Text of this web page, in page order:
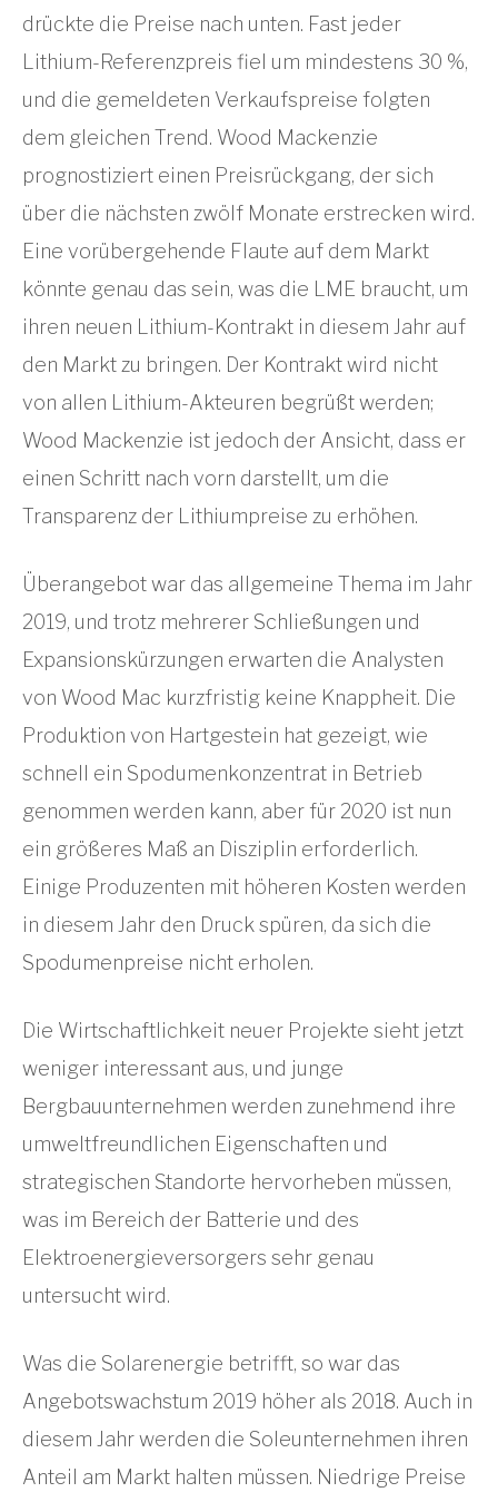
drückte die Preise nach unten. Fast jeder
Lithium-Referenzpreis fiel um mindestens 30 %,
und die gemeldeten Verkaufspreise folgten
dem gleichen Trend. Wood Mackenzie
prognostiziert einen Preisrückgang, der sich
über die nächsten zwölf Monate erstrecken wird.
Eine vorübergehende Flaute auf dem Markt
könnte genau das sein, was die LME braucht, um
ihren neuen Lithium-Kontrakt in diesem Jahr auf
den Markt zu bringen. Der Kontrakt wird nicht
von allen Lithium-Akteuren begrüßt werden;
Wood Mackenzie ist jedoch der Ansicht, dass er
einen Schritt nach vorn darstellt, um die
Transparenz der Lithiumpreise zu erhöhen.
Überangebot war das allgemeine Thema im Jahr
2019, und trotz mehrerer Schließungen und
Expansionskürzungen erwarten die Analysten
von Wood Mac kurzfristig keine Knappheit. Die
Produktion von Hartgestein hat gezeigt, wie
schnell ein Spodumenkonzentrat in Betrieb
genommen werden kann, aber für 2020 ist nun
ein größeres Maß an Disziplin erforderlich.
Einige Produzenten mit höheren Kosten werden
in diesem Jahr den Druck spüren, da sich die
Spodumenpreise nicht erholen.
Die Wirtschaftlichkeit neuer Projekte sieht jetzt
weniger interessant aus, und junge
Bergbauunternehmen werden zunehmend ihre
umweltfreundlichen Eigenschaften und
strategischen Standorte hervorheben müssen,
was im Bereich der Batterie und des
Elektroenergieversorgers sehr genau
untersucht wird.
Was die Solarenergie betrifft, so war das
Angebotswachstum 2019 höher als 2018. Auch in
diesem Jahr werden die Soleunternehmen ihren
Anteil am Markt halten müssen. Niedrige Preise